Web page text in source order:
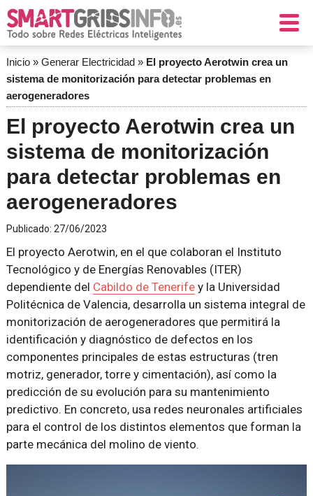
Inicio» Generar Electricidad» El proyecto Aerotwin crea un
sistema de monitorización para detectar problemas en
aerogeneradores
El proyecto Aerotwin crea un
sistema de monitorización
para detectar problemas en
aerogeneradores
Publicado: 27/06/2023
El proyecto Aerotwin, en el que colaboran el Instituto
Tecnológico y de Energías Renovables (ITER)
dependiente del Cabildo de Tenerifey la Universidad
Politécnica de Valencia, desarrolla un sistema integral de
monitorización de aerogeneradores que permitirá la
identificación y diagnóstico de defectos en los
componentes principales de estas estructuras (tren
motriz, generador, torre y cimentación), así como la
predicción de su evolución para su mantenimiento
predictivo. En concreto, usa redes neuronales artificiales
para el control de los distintos elementos que forman la
parte mecánica del molino de viento.